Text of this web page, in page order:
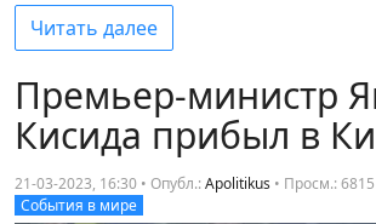
Читать далее
Премьер-министр
Кисида прибыл в
21-03-2023, 16:30 • Опубл.:Apolitikus • Просм.: 6815
События в мире